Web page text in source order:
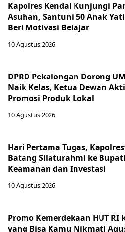
Kapolres Kendal Kunjungi
Asuhan, Santuni 50 Anak
Beri Motivasi Belajar
10 Agustus 2026
DPRD Pekalongan Dorong
Naik Kelas, Ketua Dewan
Promosi Produk Lokal
10 Agustus 2026
Hari Pertama Tugas,
Batang Silaturahmi ke
Keamanan dan Investasi
10 Agustus 2026
Promo Kemerdekaan HUT RI
yang Bisa Kamu Nikmati